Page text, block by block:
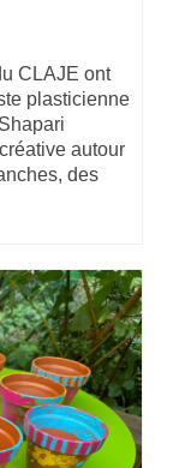
CLAJE ont
plasticienne
autour
des